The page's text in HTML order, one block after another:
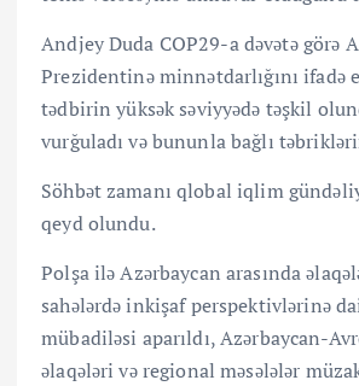
Andjey Duda COP29-a dəvətə görə
Prezidentinə minnətdarlığını ifadə
tədbirin yüksək səviyyədə təşkil
vurğuladı və bununla bağlı
Söhbət zamanı qlobal iqlim
qeyd olundu.
Polşa ilə Azərbaycan arasında
sahələrdə inkişaf perspektivlərinə
mübadiləsi aparıldı, Azərbaycan-
əlaqələri və regional məsələlər